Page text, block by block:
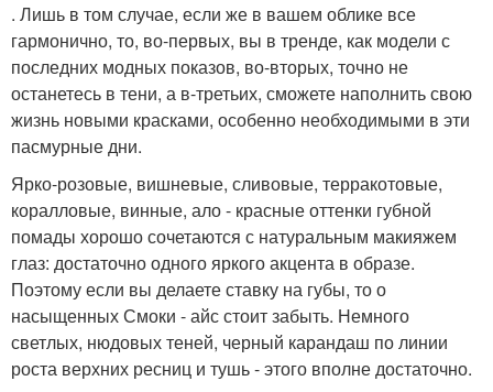
. Лишь в том случае, если же в вашем облике все
гармонично, то, во-первых, вы в тренде, как модели с
последних модных показов, во-вторых, точно не
останетесь в тени, а в-третьих, сможете наполнить свою
жизнь новыми красками, особенно необходимыми в эти
пасмурные дни.
Ярко-розовые, вишневые, сливовые, терракотовые,
коралловые, винные, ало - красные оттенки губной
помады хорошо сочетаются с натуральным макияжем
глаз: достаточно одного яркого акцента в образе.
Поэтому если вы делаете ставку на губы, то о
насыщенных Смоки - айс стоит забыть. Немного
светлых, нюдовых теней, черный карандаш по линии
роста верхних ресниц и тушь - этого вполне достаточно.